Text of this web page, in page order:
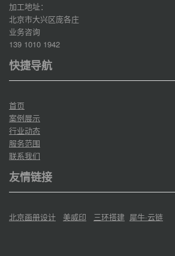
加工地址：
北京市大兴区庞各庄
业务咨询
139 1010 1942
快捷导航
首页
案例展示
行业动态
服务范围
联系我们
友情链接
北京画册设计 美威印 三环搭建 犀牛·云链